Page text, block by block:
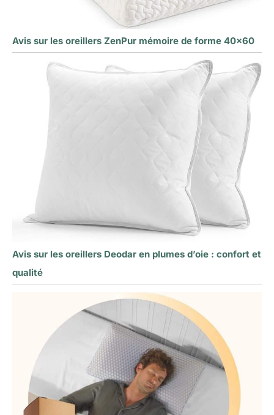
Avis sur les oreillers ZenPur mémoire de forme 40×60
Avis sur les oreillers Deodar en plumes d’oie : confort et
qualité